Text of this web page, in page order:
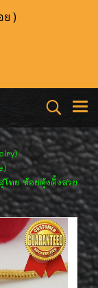
)
โทย ห้อยตุ้งติ้งสวย